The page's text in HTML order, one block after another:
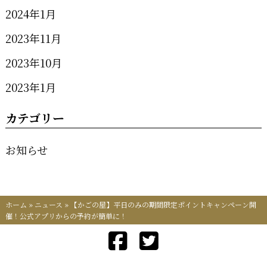
2024年1月
2023年11月
2023年10月
2023年1月
カテゴリー
お知らせ
ホーム » ニュース » 【かごの屋】平日のみの期間限定ポイントキャンペーン開
催！公式アプリからの予約が簡単に！